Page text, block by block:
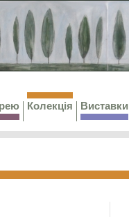
Колекція Виставки